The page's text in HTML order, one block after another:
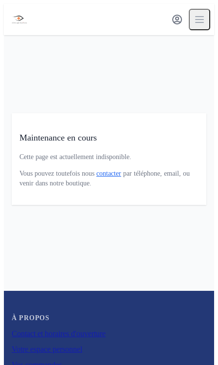
Maintenance en cours
Cette page est actuellement indisponible.
Vous pouvez toutefois nous contacter par téléphone, email, ou
venir dans notre boutique.
À PROPOS
Contact et horaires d'ouverture
Votre espace personnel